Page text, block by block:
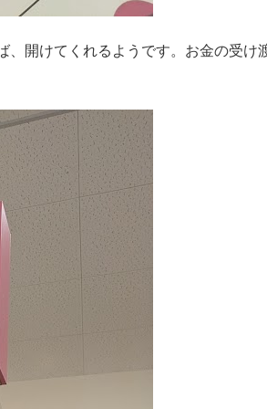
開けてくれるようです。お金の受け